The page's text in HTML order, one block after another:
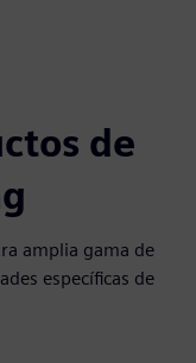
de
amplia gama de
específicas de